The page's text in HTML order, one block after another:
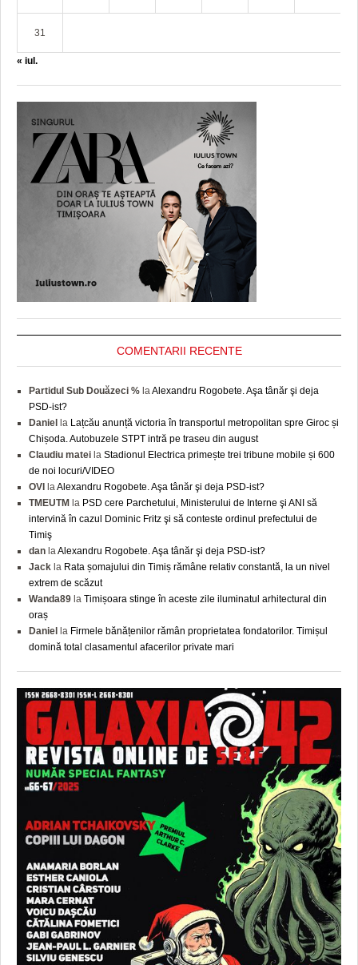
31
« iul.
COMENTARII RECENTE
Partidul Sub Douăzeci % la Alexandru Rogobete. Aşa tânăr şi deja
PSD-ist?
Daniel la Lațcău anunță victoria în transportul metropolitan spre Giroc și
Chișoda. Autobuzele STPT intră pe traseu din august
Claudiu matei la Stadionul Electrica primește trei tribune mobile și 600
de noi locuri/VIDEO
OVI la Alexandru Rogobete. Aşa tânăr şi deja PSD-ist?
TMEUTM la PSD cere Parchetului, Ministerului de Interne şi ANI să
intervină în cazul Dominic Fritz şi să conteste ordinul prefectului de
Timiş
dan la Alexandru Rogobete. Aşa tânăr şi deja PSD-ist?
Jack la Rata șomajului din Timiș rămâne relativ constantă, la un nivel
extrem de scăzut
Wanda89 la Timișoara stinge în aceste zile iluminatul arhitectural din
oraș
Daniel la Firmele bănățenilor rămân proprietatea fondatorilor. Timișul
domină total clasamentul afacerilor private mari